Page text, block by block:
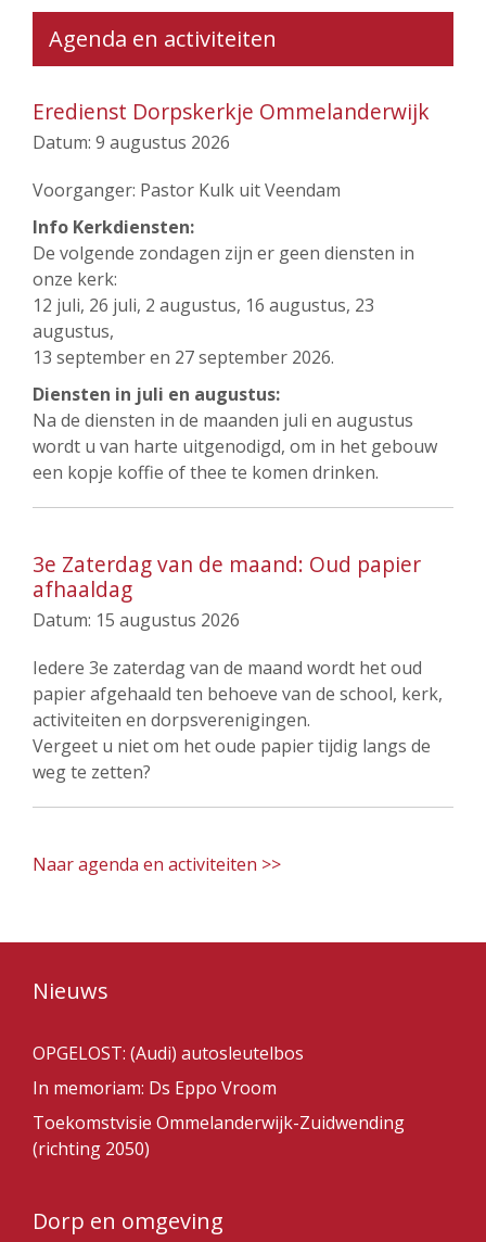
Agenda en activiteiten
Eredienst Dorpskerkje Ommelanderwijk
Datum: 9 augustus 2026
Voorganger: Pastor Kulk uit Veendam
Info Kerkdiensten:
De volgende zondagen zijn er geen diensten in
onze kerk:
12 juli, 26 juli, 2 augustus, 16 augustus, 23
augustus,
13 september en 27 september 2026.
Diensten in juli en augustus:
Na de diensten in de maanden juli en augustus
wordt u van harte uitgenodigd, om in het gebouw
een kopje koffie of thee te komen drinken.
3e Zaterdag van de maand: Oud papier
afhaaldag
Datum: 15 augustus 2026
Iedere 3e zaterdag van de maand wordt het oud
papier afgehaald ten behoeve van de school, kerk,
activiteiten en dorpsverenigingen.
Vergeet u niet om het oude papier tijdig langs de
weg te zetten?
Naar agenda en activiteiten >>
Nieuws
OPGELOST: (Audi) autosleutelbos
In memoriam: Ds Eppo Vroom
Toekomstvisie Ommelanderwijk-Zuidwending
(richting 2050)
Dorp en omgeving